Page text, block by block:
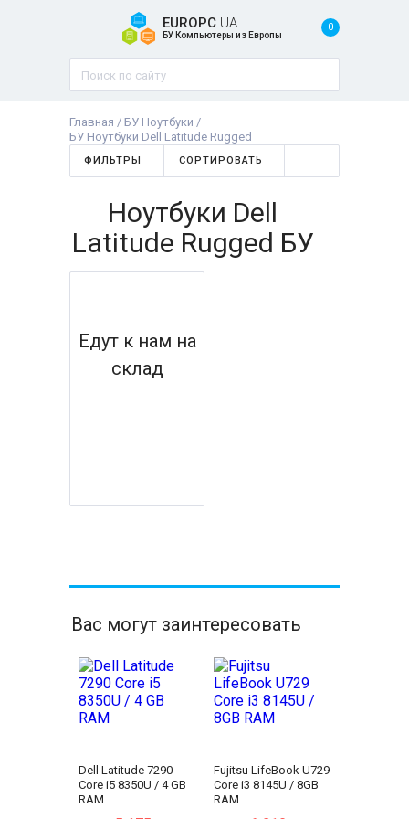
EUROPC.UA
БУ Компьютеры из Европы
0
Главная / БУ Ноутбуки /
БУ Ноутбуки Dell Latitude Rugged
ФИЛЬТРЫ СОРТИРОВАТЬ
Ноутбуки Dell
Latitude Rugged БУ
Едут к нам на
склад
Вас могут заинтересовать
Dell Latitude 7290
Core i5 8350U / 4 GB
RAM
Fujitsu LifeBook U729
Core i3 8145U / 8GB
RAM